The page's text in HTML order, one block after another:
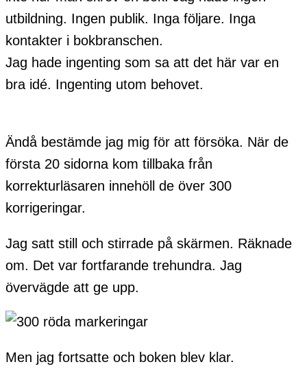
utbildning. Ingen publik. Inga följare. Inga
kontakter i bokbranschen.
Jag hade ingenting som sa att det här var en
bra idé. Ingenting utom behovet.
Ändå bestämde jag mig för att försöka. När de
första 20 sidorna kom tillbaka från
korrekturläsaren innehöll de över 300
korrigeringar.
Jag satt still och stirrade på skärmen. Räknade
om. Det var fortfarande trehundra. Jag
övervägde att ge upp.
Men jag fortsatte och boken blev klar.